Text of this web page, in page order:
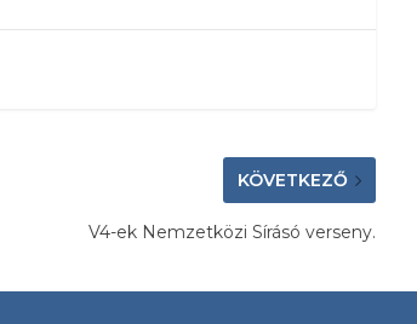
KÖVETKEZŐ
V4-ek Nemzetközi Sírásó verseny.